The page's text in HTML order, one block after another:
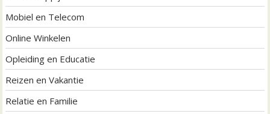
Mobiel en Telecom
Online Winkelen
Opleiding en Educatie
Reizen en Vakantie
Relatie en Familie